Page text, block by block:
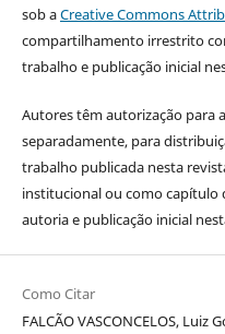
sob aCreative Commons
compartilhamento irrestrito
trabalho e publicação inicial
Autores têm autorização para
separadamente, para
trabalho publicada nesta
institucional ou como capítulo
autoria e publicação inicial
Como Citar
FALCÃO VASCONCELOS, Luiz